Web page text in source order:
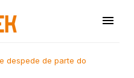
despede de parte do